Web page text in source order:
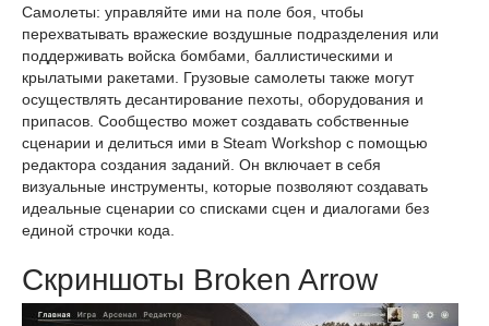
Самолеты: управляйте ими на поле боя, чтобы
перехватывать вражеские воздушные подразделения или
поддерживать войска бомбами, баллистическими и
крылатыми ракетами. Грузовые самолеты также могут
осуществлять десантирование пехоты, оборудования и
припасов. Сообщество может создавать собственные
сценарии и делиться ими в Steam Workshop с помощью
редактора создания заданий. Он включает в себя
визуальные инструменты, которые позволяют создавать
идеальные сценарии со списками сцен и диалогами без
единой строчки кода.
Скриншоты Broken Arrow